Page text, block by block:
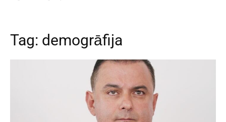
Tag: demogrāfija